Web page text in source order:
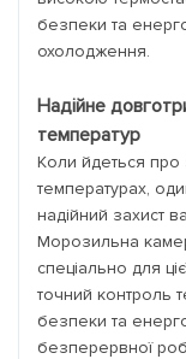
безпеки та
охолодження.
Надійне
температур
Коли йдеться про
температурах,
надійний захист
Морозильна
спеціально для
точний контроль
безпеки та
безперервної